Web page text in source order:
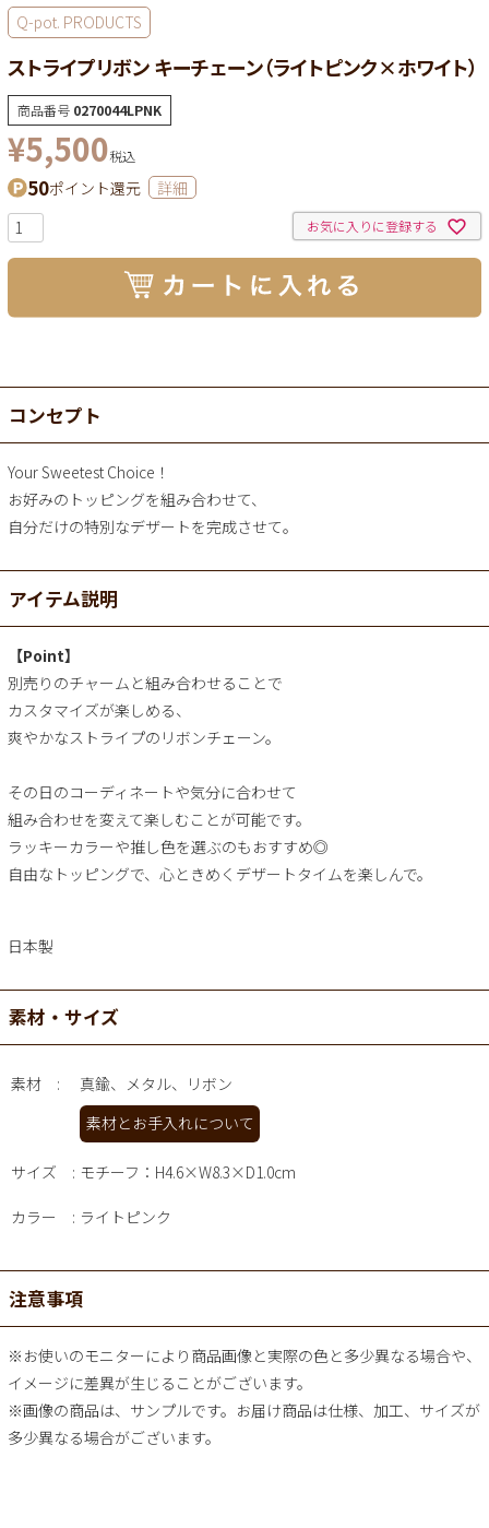
Q-pot. PRODUCTS
ストライプリボン キーチェーン（ライトピンク×ホワイト）
商品番号 0270044LPNK
¥5,500税込
50ポイント還元 詳細
お気に入りに登録する
コンセプト
Your Sweetest Choice！
お好みのトッピングを組み合わせて、
自分だけの特別なデザートを完成させて。
アイテム説明
【Point】
別売りのチャームと組み合わせることで
カスタマイズが楽しめる、
爽やかなストライプのリボンチェーン。
その日のコーディネートや気分に合わせて
組み合わせを変えて楽しむことが可能です。
ラッキーカラーや推し色を選ぶのもおすすめ◎
自由なトッピングで、心ときめくデザートタイムを楽しんで。
日本製
素材・サイズ
素材
真鍮、メタル、リボン
素材とお手入れについて
サイズ モチーフ：H4.6×W8.3×D1.0cm
カラー ライトピンク
注意事項
※お使いのモニターにより商品画像と実際の色と多少異なる場合や、
イメージに差異が生じることがございます。
※画像の商品は、サンプルです。お届け商品は仕様、加工、サイズが
多少異なる場合がございます。